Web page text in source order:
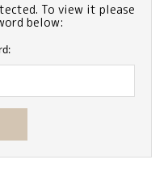
To view it please
below: